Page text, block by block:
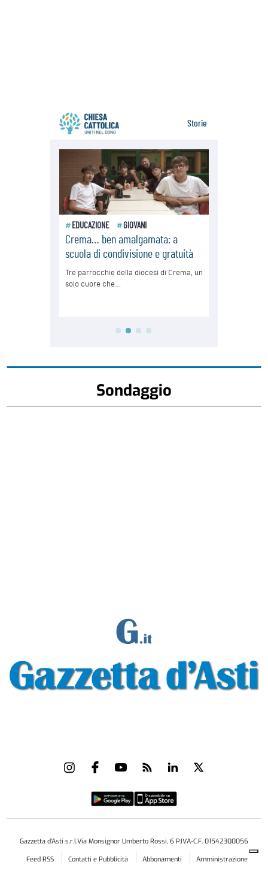
Sondaggio
Gazzetta d'Asti s.r.l.Via Monsignor Umberto Rossi, 6 P.IVA-C.F. 01542300056
Feed RSS
Contatti e Pubblicità Abbonamenti
Amministrazione